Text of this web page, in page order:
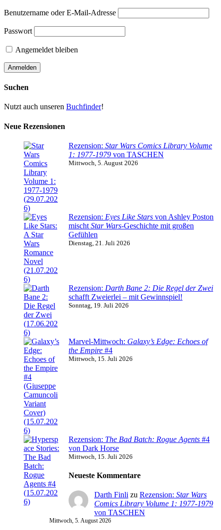
Benutzername oder E-Mail-Adresse
Passwort
Angemeldet bleiben
Suchen
Nutzt auch unseren Buchfinder!
Neue Rezensionen
Rezension: Star Wars Comics Library Volume
1: 1977-1979 von TASCHEN
Mittwoch, 5. August 2026
Rezension: Eyes Like Stars von Ashley Poston
mischt Star Wars-Geschichte mit großen
Gefühlen
Dienstag, 21. Juli 2026
Rezension: Darth Bane 2: Die Regel der Zwei
schafft Zweierlei – mit Gewinnspiel!
Sonntag, 19. Juli 2026
Marvel-Mittwoch: Galaxy’s Edge: Echoes of
the Empire #4
Mittwoch, 15. Juli 2026
Rezension: The Bad Batch: Rogue Agents #4
von Dark Horse
Mittwoch, 15. Juli 2026
Neueste Kommentare
Darth Finli zu Rezension: Star Wars
Comics Library Volume 1: 1977-1979
von TASCHEN
Mittwoch, 5. August 2026